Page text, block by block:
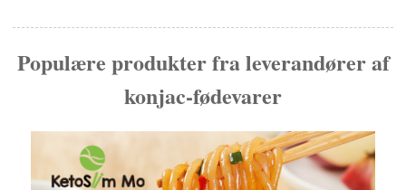
Populære produkter fra leverandører af
konjac-fødevarer